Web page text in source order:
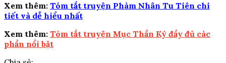
Xem thêm: Tóm tắt truyện Phàm Nhân Tu Tiên chi
tiết và dễ hiểu nhất
Xem thêm: Tóm tắt truyện Mục Thần Ký đầy đủ các
phần nổi bật